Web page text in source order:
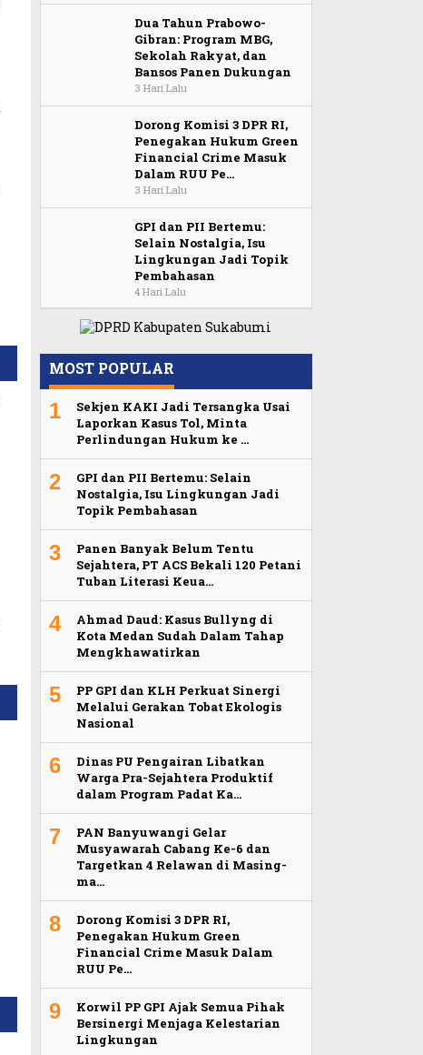
Dua Tahun Prabowo-
Gibran: Program MBG,
Sekolah Rakyat, dan
Bansos Panen Dukungan
3 Hari Lalu
Dorong Komisi 3 DPR RI,
Penegakan Hukum Green
Financial Crime Masuk
Dalam RUU Pe…
3 Hari Lalu
GPI dan PII Bertemu:
Selain Nostalgia, Isu
Lingkungan Jadi Topik
Pembahasan
4 Hari Lalu
MOST POPULAR
1
Sekjen KAKI Jadi Tersangka Usai
Laporkan Kasus Tol, Minta
Perlindungan Hukum ke …
2
GPI dan PII Bertemu: Selain
Nostalgia, Isu Lingkungan Jadi
Topik Pembahasan
3
Panen Banyak Belum Tentu
Sejahtera, PT ACS Bekali 120 Petani
Tuban Literasi Keua…
4
Ahmad Daud: Kasus Bullyng di
Kota Medan Sudah Dalam Tahap
Mengkhawatirkan
5
PP GPI dan KLH Perkuat Sinergi
Melalui Gerakan Tobat Ekologis
Nasional
6
Dinas PU Pengairan Libatkan
Warga Pra-Sejahtera Produktif
dalam Program Padat Ka…
7
PAN Banyuwangi Gelar
Musyawarah Cabang Ke-6 dan
Targetkan 4 Relawan di Masing-
ma…
8
Dorong Komisi 3 DPR RI,
Penegakan Hukum Green
Financial Crime Masuk Dalam
RUU Pe…
9
Korwil PP GPI Ajak Semua Pihak
Bersinergi Menjaga Kelestarian
Lingkungan